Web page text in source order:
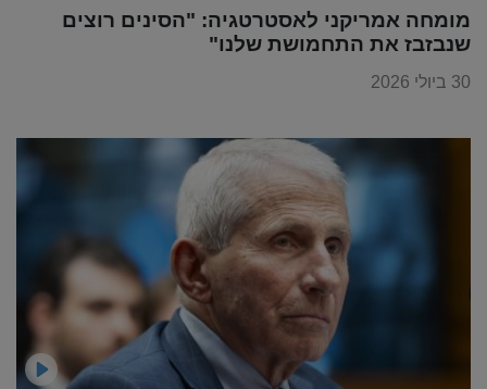
מומחה אמריקני לאסטרטגיה: "הסינים רוצים
שנבזבז את התחמושת שלנו"
30 ביולי 2026